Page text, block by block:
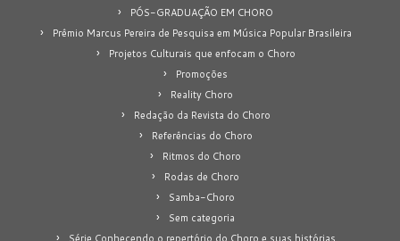
PÓS-GRADUAÇÃO EM CHORO
Prêmio Marcus Pereira de Pesquisa em Música Popular Brasileira
Projetos Culturais que enfocam o Choro
Promoções
Reality Choro
Redação da Revista do Choro
Referências do Choro
Ritmos do Choro
Rodas de Choro
Samba-Choro
Sem categoria
Série Conhecendo o repertório do Choro e suas histórias